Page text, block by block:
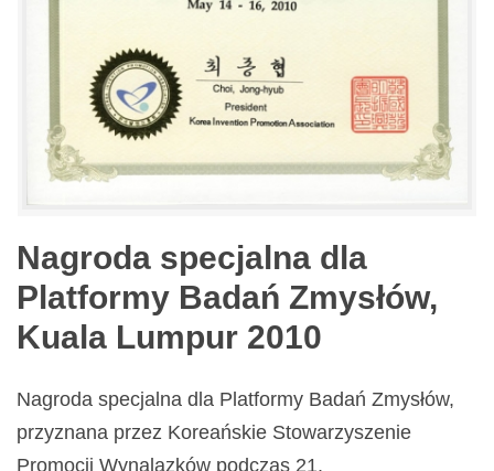
Nagroda specjalna dla
Platformy Badań Zmysłów,
Kuala Lumpur 2010
Nagroda specjalna dla Platformy Badań Zmysłów,
przyznana przez Koreańskie Stowarzyszenie
Promocji Wynalazków podczas 21.